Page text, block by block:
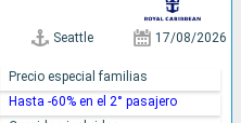
Seattle 17/08/2026
Precio especial familias
Hasta -60% en el 2° pasajero